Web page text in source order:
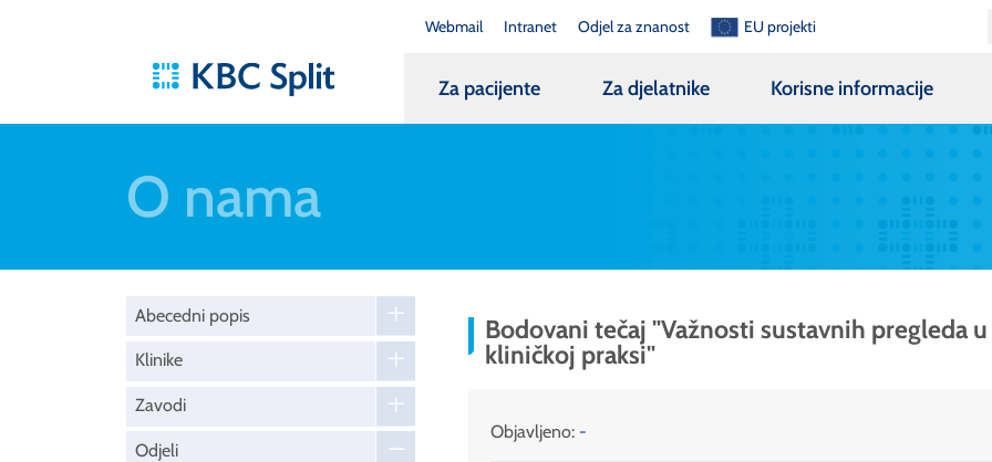
Webmail Intranet Odjel za znanost EU projekti
Za pacijente Za djelatnike Korisne informacije
O nama
Abecedni popis
Klinike
Zavodi
Odjeli
Bodovani tečaj "Važnosti sustavnih pregleda u
kliničkoj praksi"
Objavljeno: -